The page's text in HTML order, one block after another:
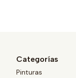
Categorías
Pinturas